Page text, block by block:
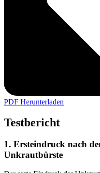
PDF Herunterladen
Testbericht
1. Ersteindruck nach
Unkrautbürste